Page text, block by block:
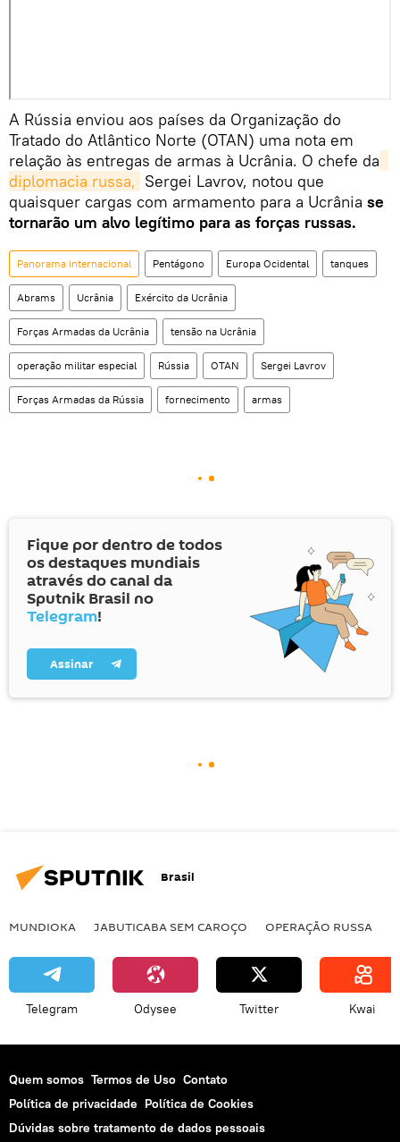
A Rússia enviou aos países da Organização do
Tratado do Atlântico Norte (OTAN) uma nota em
relação às entregas de armas à Ucrânia. O chefe da
diplomacia russa, Sergei Lavrov, notou que
quaisquer cargas com armamento para a Ucrânia se
tornarão um alvo legítimo para as forças russas.
Panorama internacional Pentágono Europa Ocidental tanques
Abrams Ucrânia Exército da Ucrânia
Forças Armadas da Ucrânia tensão na Ucrânia
operação militar especial Rússia OTAN Sergei Lavrov
Forças Armadas da Rússia fornecimento armas
Fique por dentro de todos
os destaques mundiais
através do canal da
Sputnik Brasil no
Telegram!
Assinar
Brasil
MUNDIOKA JABUTICABA SEM CAROÇO OPERAÇÃO RUSSA
Telegram Odysee Twitter Kwai
Quem somos Termos de Uso Contato
Política de privacidade Política de Cookies
Dúvidas sobre tratamento de dados pessoais